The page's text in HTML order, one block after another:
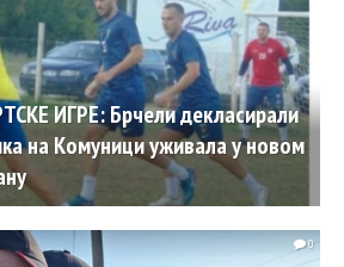
ИГРЕ: Брчели декласирали
на Комуници уживала у новом
0